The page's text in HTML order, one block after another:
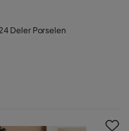
Deler Porselen